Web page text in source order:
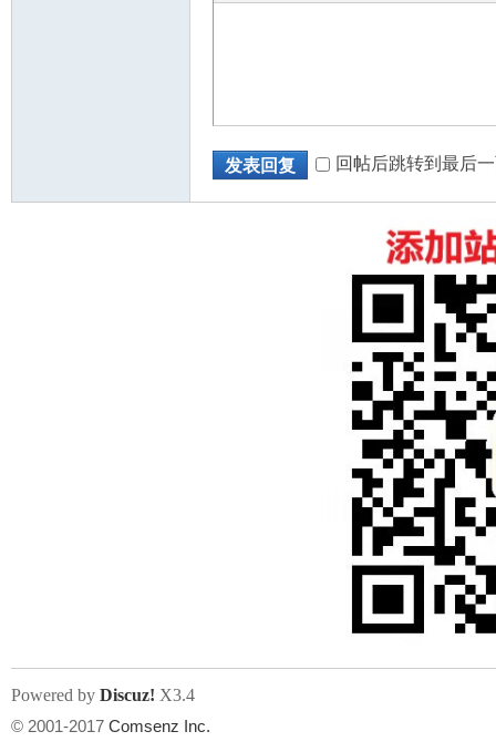
发表回复 回帖后跳转到最后
Powered by Discuz! X3.4
© 2001-2017 Comsenz Inc.